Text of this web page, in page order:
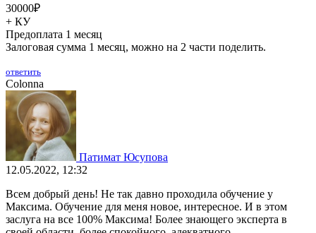
30000₽
+ КУ
Предоплата 1 месяц
Залоговая сумма 1 месяц, можно на 2 части поделить.
ответить
Colonna
Патимат Юсупова
12.05.2022, 12:32
Всем добрый день! Не так давно проходила обучение у
Максима. Обучение для меня новое, интересное. И в этом
заслуга на все 100% Максима! Более знающего эксперта в